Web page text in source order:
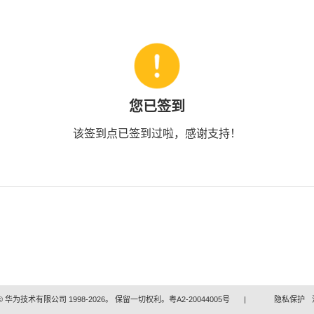
您已签到
该签到点已签到过啦，感谢支持！
华为技术有限公司 1998-2026。 保留一切权利。粤A2-20044005号 | 隐私保护